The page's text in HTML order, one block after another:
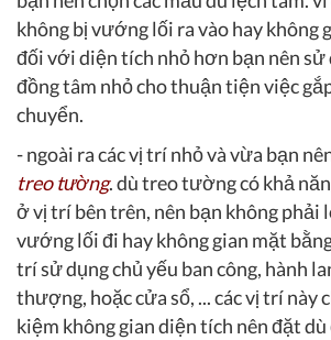
không bị vướng lối ra vào hay không
đối với diện tích nhỏ hơn bạn nên sử
đồng tâm nhỏ cho thuận tiện việc
chuyển.
- ngoài ra các vị trí nhỏ và vừa bạn
treo tường. dù treo tường có khả
ở vị trí bên trên, nên bạn không phải
vướng lối đi hay không gian mặt
trí sử dụng chủ yếu ban công, hành
thượng, hoặc cửa sổ, ... các vị trí này
kiệm không gian diện tích nên đặt